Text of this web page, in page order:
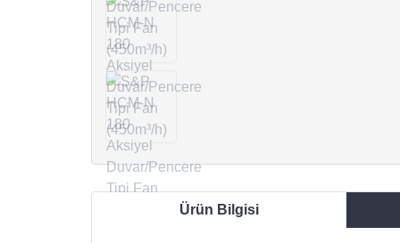
Ürün Bilgisi